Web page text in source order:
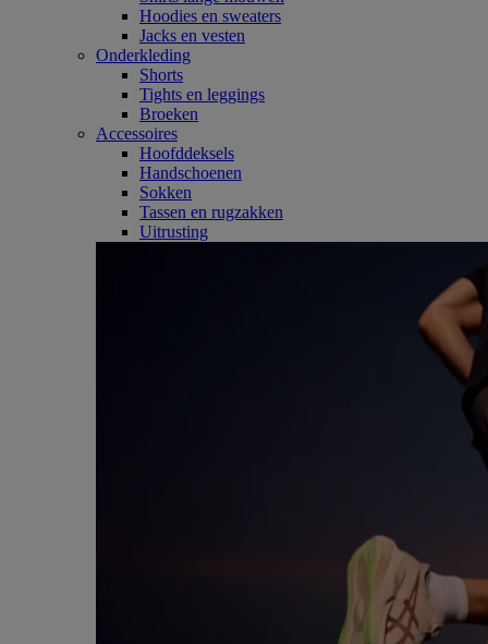
Hoodies en sweaters
Jacks en vesten
Onderkleding
Shorts
Tights en leggings
Broeken
Accessoires
Hoofddeksels
Handschoenen
Sokken
Tassen en rugzakken
Uitrusting